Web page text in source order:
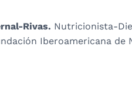
Rivas. Nutricionista-
Iberoamericana de